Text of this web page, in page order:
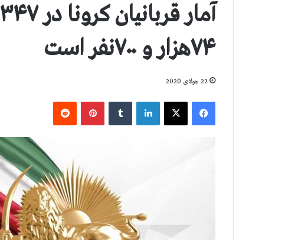
۷۴هزار و ۷۰۰نفر است
22 جولای 2020
فیس بوک X ‫پین‌ترست